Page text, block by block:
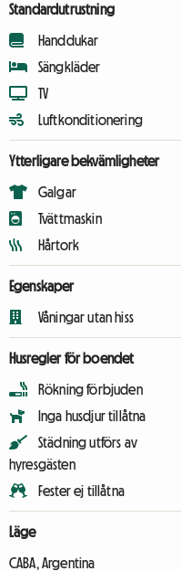
Standardutrustning
Handdukar
Sängkläder
TV
Luftkonditionering
Ytterligare bekvämligheter
Galgar
Tvättmaskin
Hårtork
Egenskaper
Våningar utan hiss
Husregler för boendet
Rökning förbjuden
Inga husdjur tillåtna
Städning utförs av
hyresgästen
Fester ej tillåtna
Läge
CABA, Argentina